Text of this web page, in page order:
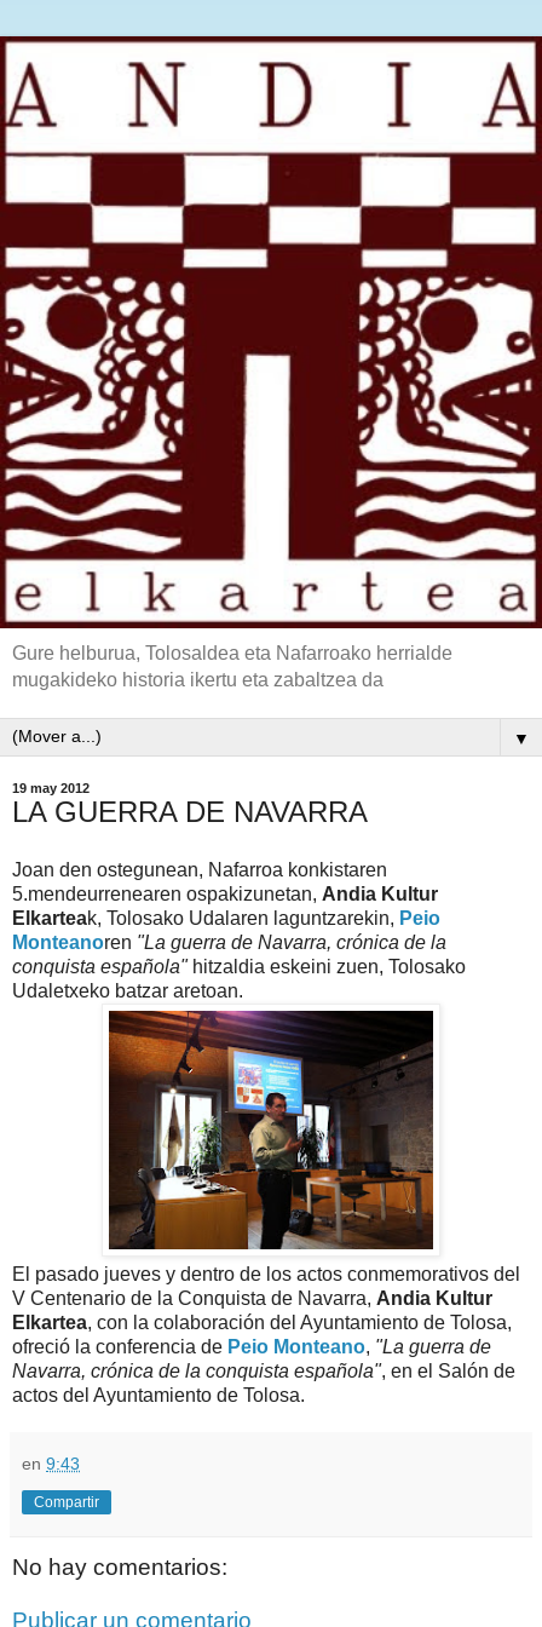
Gure helburua, Tolosaldea eta Nafarroako herrialde
mugakideko historia ikertu eta zabaltzea da
▼
19 may 2012
LA GUERRA DE NAVARRA
Joan den ostegunean, Nafarroa konkistaren
5.mendeurrenearen ospakizunetan, Andia Kultur
Elkarteak, Tolosako Udalaren laguntzarekin, Peio
Monteanoren "La guerra de Navarra, crónica de la
conquista española"hitzaldia eskeini zuen, Tolosako
Udaletxeko batzar aretoan.
El pasado jueves y dentro de los actos conmemorativos del
V Centenario de la Conquista de Navarra, Andia Kultur
Elkartea, con la colaboración del Ayuntamiento de Tolosa,
ofreció la conferencia de Peio Monteano, "La guerra de
Navarra, crónica de la conquista española", en el Salón de
actos del Ayuntamiento de Tolosa.
en 9:43
Compartir
No hay comentarios:
Publicar un comentario